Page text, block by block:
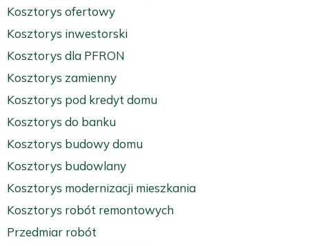
Kosztorys ofertowy
Kosztorys inwestorski
Kosztorys dla PFRON
Kosztorys zamienny
Kosztorys pod kredyt domu
Kosztorys do banku
Kosztorys budowy domu
Kosztorys budowlany
Kosztorys modernizacji mieszkania
Kosztorys robót remontowych
Przedmiar robót